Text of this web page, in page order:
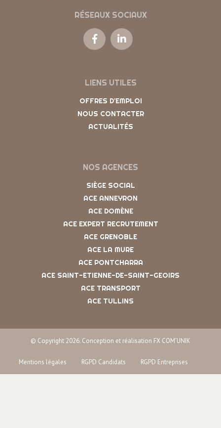
RÉSEAUX SOCIAUX
LIENS UTILES
OFFRES D'EMPLOI
NOUS CONTACTER
ACTUALITÉS
NOS AGENCES
SIÈGE SOCIAL
ACE ANNEYRON
ACE DOMÈNE
ACE EXPERT RECRUTEMENT
ACE GRENOBLE
ACE LA MURE
ACE PONTCHARRA
ACE SAINT-ETIENNE-DE-SAINT-GEOIRS
ACE TRANSPORT
ACE TULLINS
© Copyright 2026. Conception et réalisation FX COM’UNIK
RGPD Entreprises
RGPD Candidats
Mentions légales